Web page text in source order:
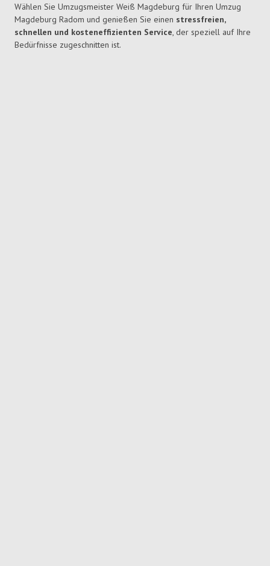
Wählen Sie Umzugsmeister Weiß Magdeburg für Ihren Umzug
Magdeburg Radom und genießen Sie einen stressfreien,
schnellen und kosteneffizienten Service, der speziell auf Ihre
Bedürfnisse zugeschnitten ist.